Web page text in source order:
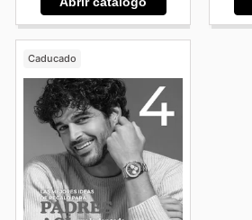
Caducado